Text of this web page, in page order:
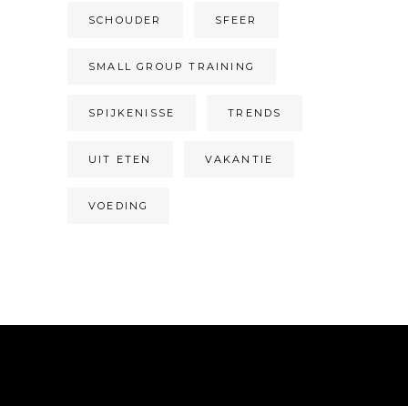
SCHOUDER SFEER
SMALL GROUP TRAINING
SPIJKENISSE TRENDS
UIT ETEN VAKANTIE
VOEDING